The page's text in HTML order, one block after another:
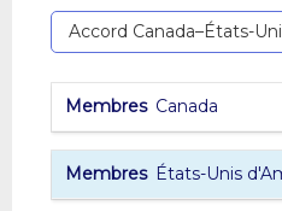
Accord Canada–États-
Canada
États-Unis